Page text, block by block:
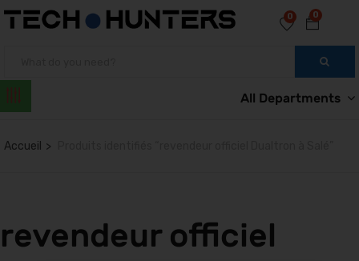
0
0
All Departments
Accueil
revendeur officiel